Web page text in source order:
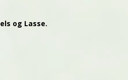
og Lasse.